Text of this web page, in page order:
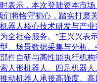
表示，本次登陆资本市
们将恪守初心，踏实打磨
器人核心技术研发与产
全社会服务。”王兴兴表
、场景数据采集与分析
件自研与高性能执行机
人形机器人、四足机器
动机器人承接高强度、高